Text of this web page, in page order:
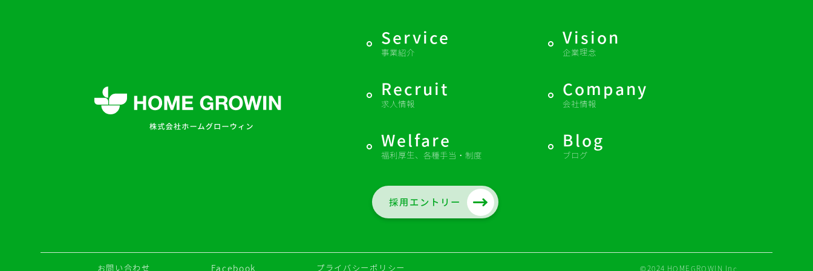
Service
事業紹介
Vision
企業理念
Recruit
求人情報
Company
会社情報
Welfare
福利厚生、各種手当・制度
Blog
ブログ
採用エントリー
お問い合わせ Facebook プライバシーポリシー ©2024 HOMEGROWIN Inc.